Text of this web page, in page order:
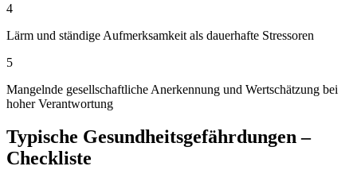
4
Lärm und ständige Aufmerksamkeit als dauerhafte Stressoren
5
Mangelnde gesellschaftliche Anerkennung und Wertschätzung bei
hoher Verantwortung
Typische Gesundheitsgefährdungen –
Checkliste